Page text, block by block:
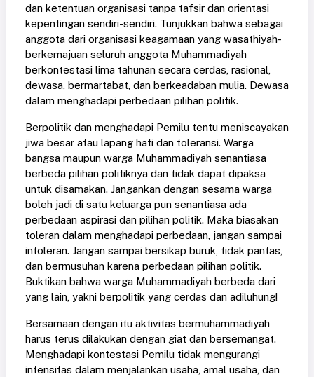
dan ketentuan organisasi tanpa tafsir dan orientasi
kepentingan sendiri-sendiri. Tunjukkan bahwa sebagai
anggota dari organisasi keagamaan yang wasathiyah-
berkemajuan seluruh anggota Muhammadiyah
berkontestasi lima tahunan secara cerdas, rasional,
dewasa, bermartabat, dan berkeadaban mulia. Dewasa
dalam menghadapi perbedaan pilihan politik.
Berpolitik dan menghadapi Pemilu tentu meniscayakan
jiwa besar atau lapang hati dan toleransi. Warga
bangsa maupun warga Muhammadiyah senantiasa
berbeda pilihan politiknya dan tidak dapat dipaksa
untuk disamakan. Jangankan dengan sesama warga
boleh jadi di satu keluarga pun senantiasa ada
perbedaan aspirasi dan pilihan politik. Maka biasakan
toleran dalam menghadapi perbedaan, jangan sampai
intoleran. Jangan sampai bersikap buruk, tidak pantas,
dan bermusuhan karena perbedaan pilihan politik.
Buktikan bahwa warga Muhammadiyah berbeda dari
yang lain, yakni berpolitik yang cerdas dan adiluhung!
Bersamaan dengan itu aktivitas bermuhammadiyah
harus terus dilakukan dengan giat dan bersemangat.
Menghadapi kontestasi Pemilu tidak mengurangi
intensitas dalam menjalankan usaha, amal usaha, dan